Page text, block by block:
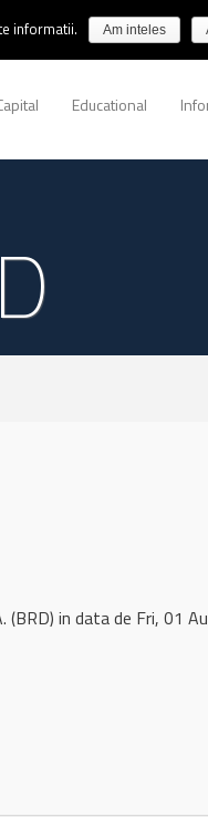
Educational
(BRD) in data de Fri, 01
informatii. Am inteles